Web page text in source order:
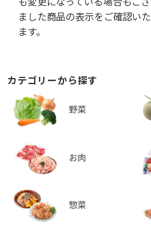
ました商品の表示をご確認い
ます。
カテゴリーから探す